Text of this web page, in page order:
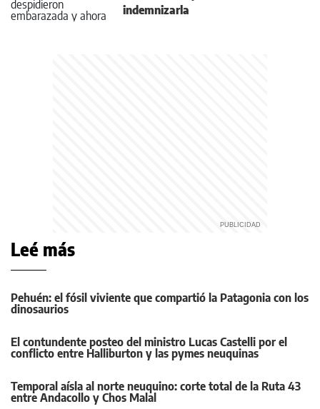
indemnizarla
Leé más
Pehuén: el fósil viviente que compartió la Patagonia con los
dinosaurios
El contundente posteo del ministro Lucas Castelli por el
conflicto entre Halliburton y las pymes neuquinas
Temporal aísla al norte neuquino: corte total de la Ruta 43
entre Andacollo y Chos Malal